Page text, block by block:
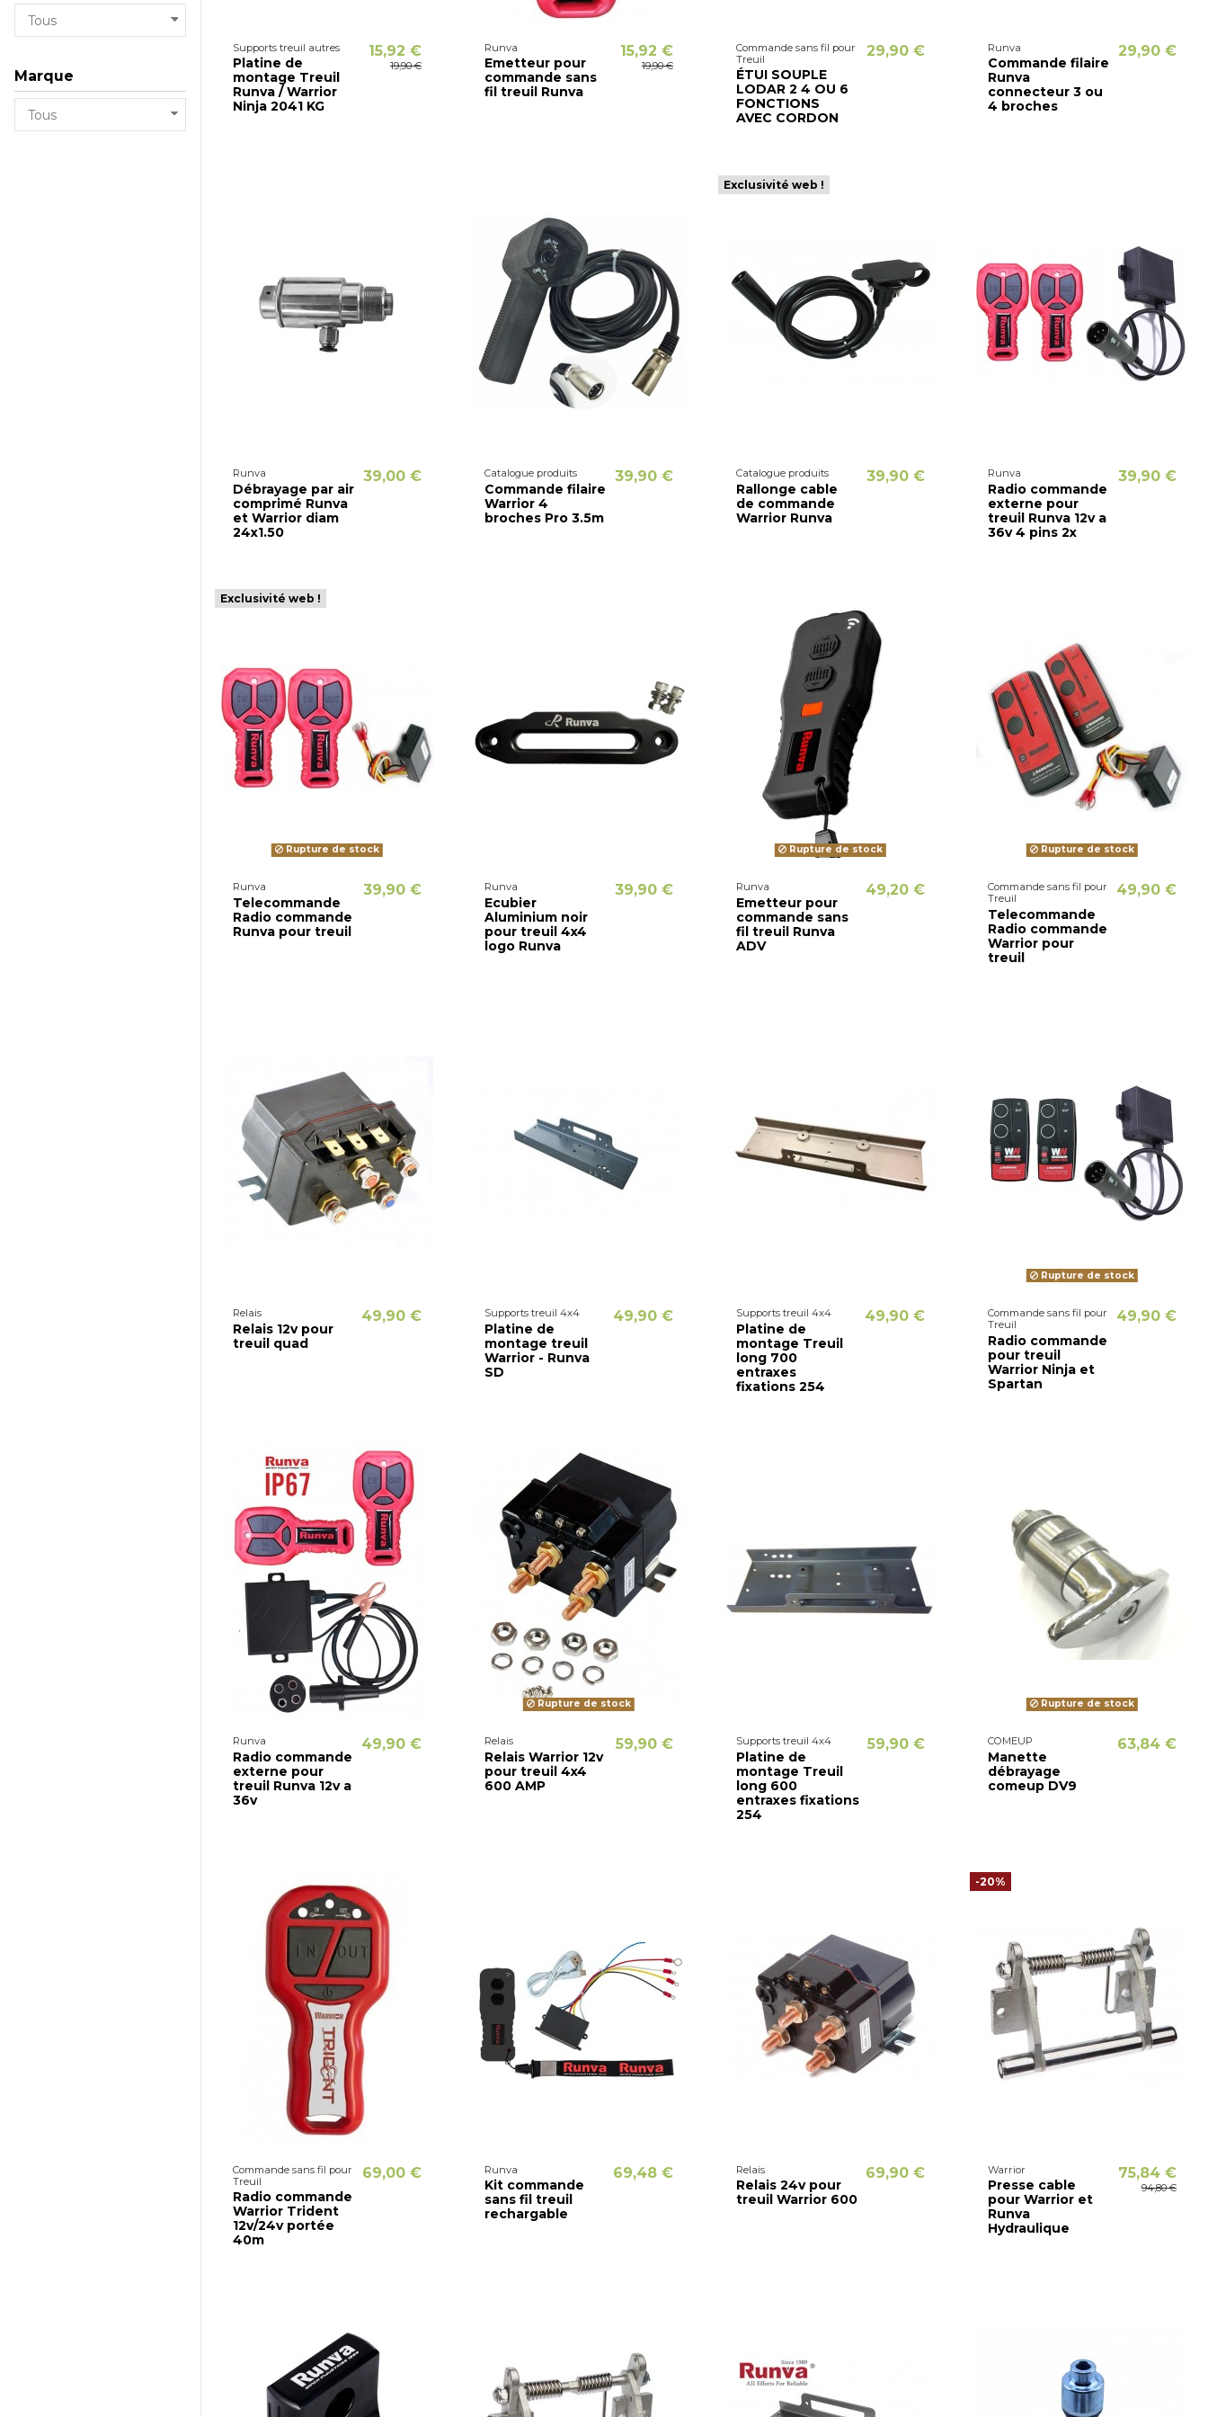
Supports treuil autres
Platine de
montage Treuil
Runva / Warrior
Ninja 2041 KG
15,92 €
19,90 €
Runva
Emetteur pour
commande sans
fil treuil Runva
15,92 €
19,90 €
Commande sans fil pour
Treuil
ÉTUI SOUPLE
LODAR 2 4 OU 6
FONCTIONS
AVEC CORDON
29,90 € Runva
Commande filaire
Runva
connecteur 3 ou
4 broches
29,90 €
Runva
Débrayage par air
comprimé Runva
et Warrior diam
24x1.50
39,00 € Catalogue produits
Commande filaire
Warrior 4
broches Pro 3.5m
39,90 €
Exclusivité web !
Catalogue produits
Rallonge cable
de commande
Warrior Runva
39,90 € Runva
Radio commande
externe pour
treuil Runva 12v a
36v 4 pins 2x
39,90 €
Exclusivité web !
Rupture de stock
Runva
Telecommande
Radio commande
Runva pour treuil
39,90 € Runva
Ecubier
Aluminium noir
pour treuil 4x4
logo Runva
39,90 €
Rupture de stock
Runva
Emetteur pour
commande sans
fil treuil Runva
ADV
49,20 €
Rupture de stock
Commande sans fil pour
Treuil
Telecommande
Radio commande
Warrior pour
treuil
49,90 €
Relais
Relais 12v pour
treuil quad
49,90 € Supports treuil 4x4
Platine de
montage treuil
Warrior - Runva
SD
49,90 € Supports treuil 4x4
Platine de
montage Treuil
long 700
entraxes
fixations 254
49,90 €
Rupture de stock
Commande sans fil pour
Treuil
Radio commande
pour treuil
Warrior Ninja et
Spartan
49,90 €
Runva
Radio commande
externe pour
treuil Runva 12v a
36v
49,90 €
Rupture de stock
Relais
Relais Warrior 12v
pour treuil 4x4
600 AMP
59,90 € Supports treuil 4x4
Platine de
montage Treuil
long 600
entraxes fixations
254
59,90 €
Rupture de stock
COMEUP
Manette
débrayage
comeup DV9
63,84 €
Commande sans fil pour
Treuil
Radio commande
Warrior Trident
12v/24v portée
40m
69,00 € Runva
Kit commande
sans fil treuil
rechargable
69,48 € Relais
Relais 24v pour
treuil Warrior 600
69,90 €
-20%
Warrior
Presse cable
pour Warrior et
Runva
Hydraulique
75,84 €
94,80 €
Marque